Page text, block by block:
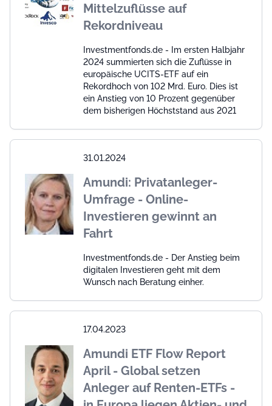
Mittelzuflüsse auf
Rekordniveau
Investmentfonds.de - Im ersten Halbjahr
2024 summierten sich die Zuflüsse in
europäische UCITS-ETF auf ein
Rekordhoch von 102 Mrd. Euro. Dies ist
ein Anstieg von 10 Prozent gegenüber
dem bisherigen Höchststand aus 2021
31.01.2024
Amundi: Privatanleger-
Umfrage - Online-
Investieren gewinnt an
Fahrt
Investmentfonds.de - Der Anstieg beim
digitalen Investieren geht mit dem
Wunsch nach Beratung einher.
17.04.2023
Amundi ETF Flow Report
April - Global setzen
Anleger auf Renten-ETFs -